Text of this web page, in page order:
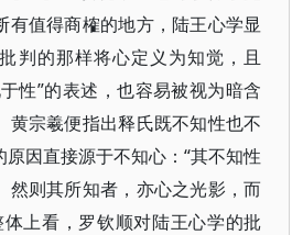
有值得商榷的地方，陆王心学显
判的那样将心定义为知觉，且
性”的表述，也容易被视为暗含
黄宗羲便指出释氏既不知性也不
因直接源于不知心：“其不知性
然则其所知者，亦心之光影，而
上看，罗钦顺对陆王心学的批